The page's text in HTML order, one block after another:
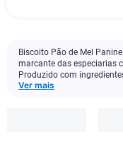
Biscoito Pão de Mel
marcante das especiarias
Produzido com
Ver mais